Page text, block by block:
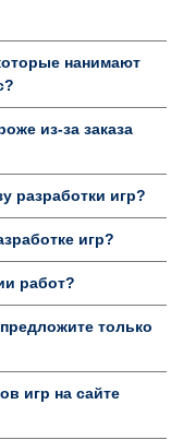
нанимают
из-за заказа
разработки игр?
игр?
работ?
только
игр на сайте